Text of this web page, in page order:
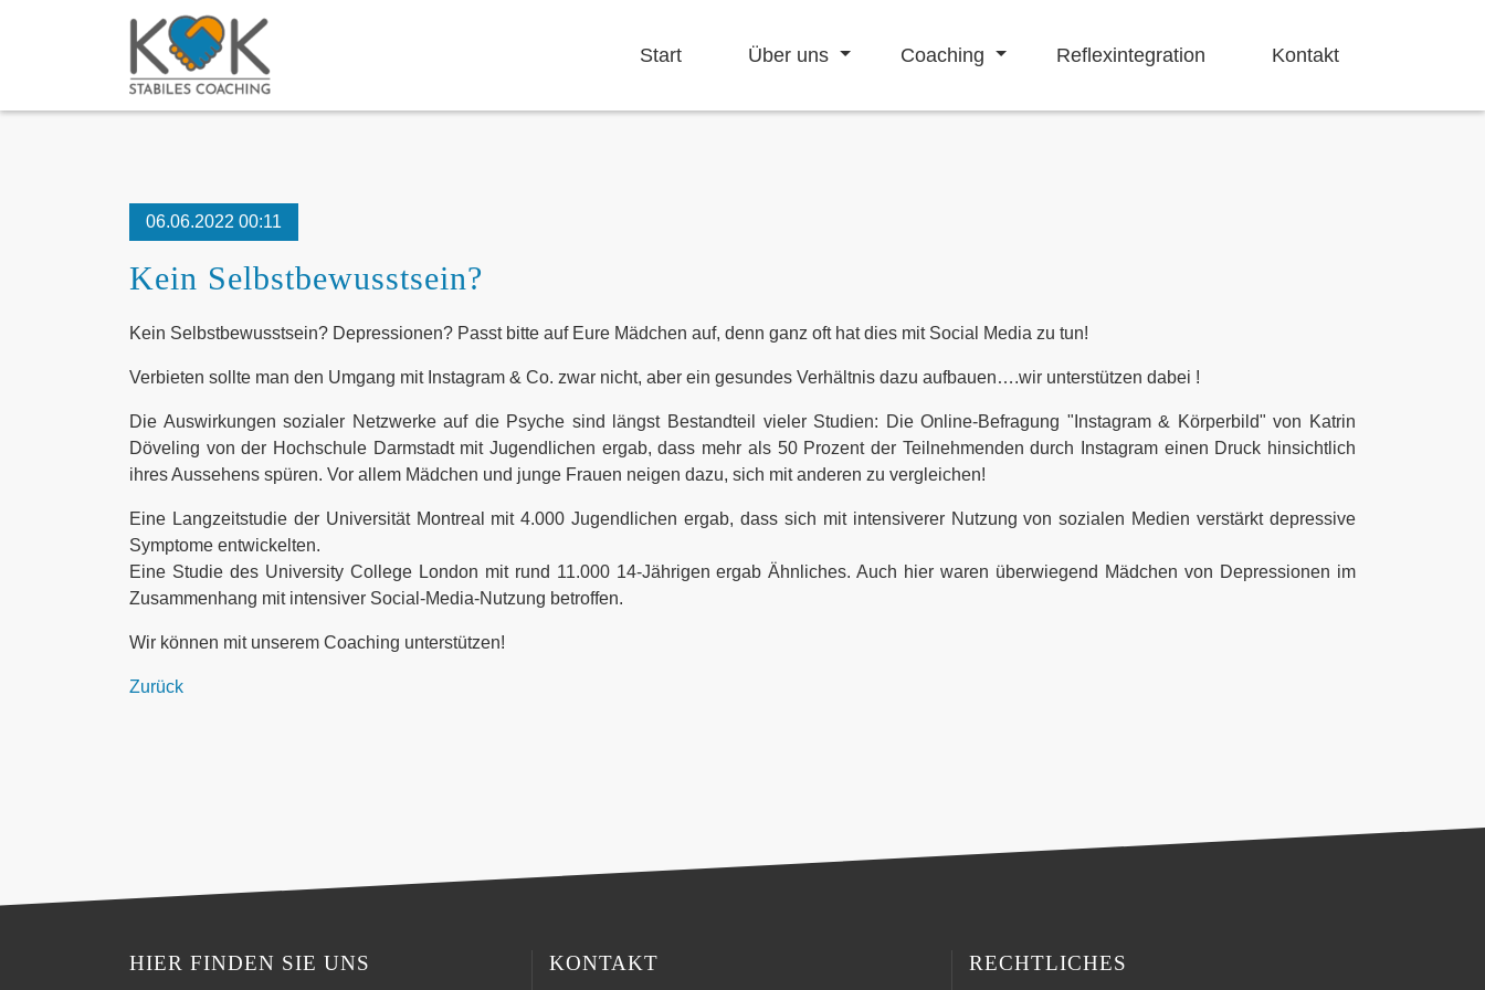
Start
Über uns Coaching Reflexintegration Kontakt
06.06.2022 00:11
Kein Selbstbewusstsein?
Kein Selbstbewusstsein? Depressionen? Passt bitte auf Eure Mädchen auf, denn ganz oft hat dies mit Social Media zu tun!
Verbieten sollte man den Umgang mit Instagram & Co. zwar nicht, aber ein gesundes Verhältnis dazu aufbauen….wir unterstützen dabei !
Die Auswirkungen sozialer Netzwerke auf die Psyche sind längst Bestandteil vieler Studien: Die Online-Befragung "Instagram & Körperbild" von Katrin
Döveling von der Hochschule Darmstadt mit Jugendlichen ergab, dass mehr als 50 Prozent der Teilnehmenden durch Instagram einen Druck hinsichtlich
ihres Aussehens spüren. Vor allem Mädchen und junge Frauen neigen dazu, sich mit anderen zu vergleichen!
Eine Langzeitstudie der Universität Montreal mit 4.000 Jugendlichen ergab, dass sich mit intensiverer Nutzung von sozialen Medien verstärkt depressive
Symptome entwickelten.
Eine Studie des University College London mit rund 11.000 14-Jährigen ergab Ähnliches. Auch hier waren überwiegend Mädchen von Depressionen im
Zusammenhang mit intensiver Social-Media-Nutzung betroffen.
Wir können mit unserem Coaching unterstützen!
Zurück
HIER FINDEN SIE UNS KONTAKT RECHTLICHES